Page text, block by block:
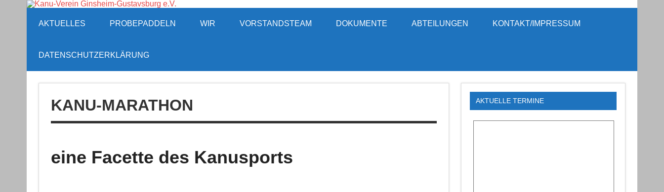
Kanu-Verein Ginsheim-Gustavsburg e.V.
AKTUELLES PROBEPADDELN WIR VORSTANDSTEAM DOKUMENTE ABTEILUNGEN KONTAKT/IMPRESSUM
DATENSCHUTZERKLÄRUNG
KANU-MARATHON
eine Facette des Kanusports
AKTUELLE TERMINE